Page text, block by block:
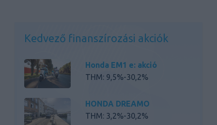
Kedvező finanszírozási akciók
Honda EM1 e: akció
THM: 9,5%-30,2%
HONDA DREAMO
THM: 3,2%-30,2%